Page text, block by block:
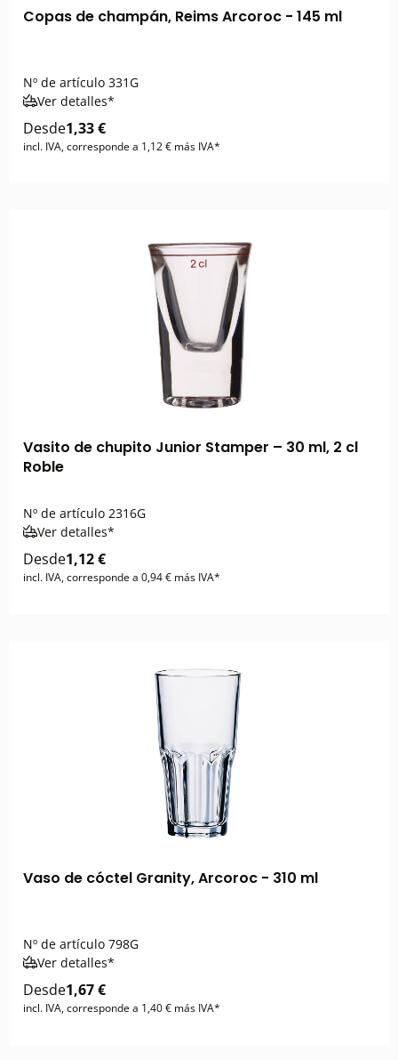
Copas de champán, Reims Arcoroc - 145 ml
Nº de artículo 331G
Ver detalles*
Desde1,33 €
incl. IVA, corresponde a 1,12 € más IVA*
Vasito de chupito Junior Stamper – 30 ml, 2 cl
Roble
Nº de artículo 2316G
Ver detalles*
Desde1,12 €
incl. IVA, corresponde a 0,94 € más IVA*
Vaso de cóctel Granity, Arcoroc - 310 ml
Nº de artículo 798G
Ver detalles*
Desde1,67 €
incl. IVA, corresponde a 1,40 € más IVA*